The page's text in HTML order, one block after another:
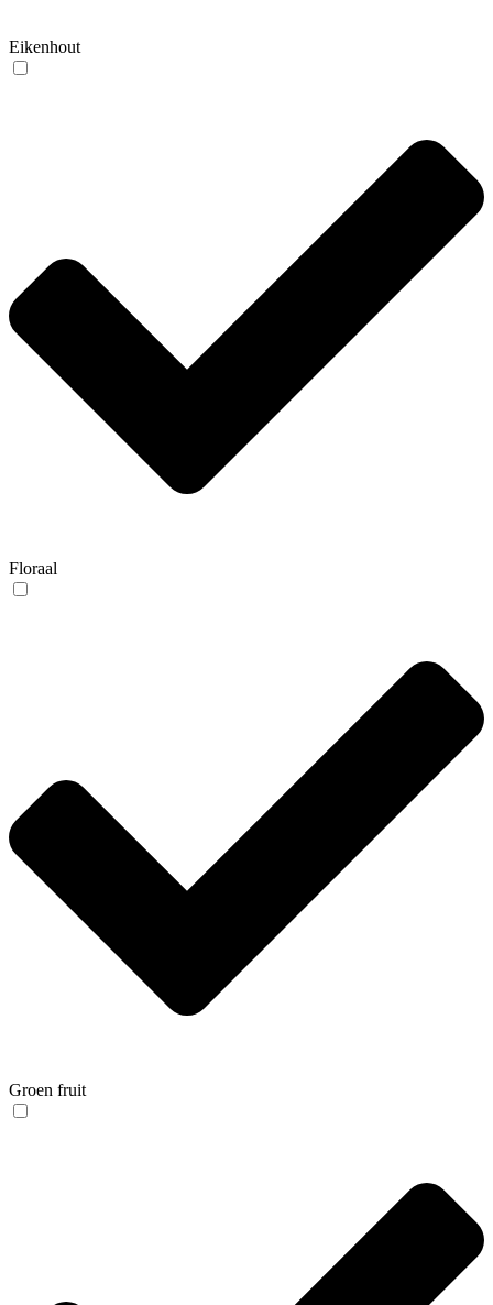
Eikenhout
Floraal
Groen fruit